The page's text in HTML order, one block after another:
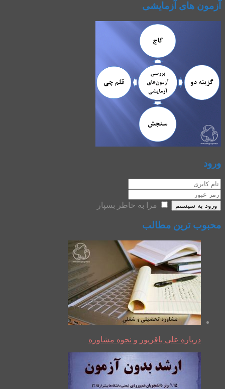
آزمون های آزمایشی
ورود
ورود به سیستم مرا به خاطر بسپار
محبوب ترین مطالب
درباره علی باقرپور و نحوه مشاوره